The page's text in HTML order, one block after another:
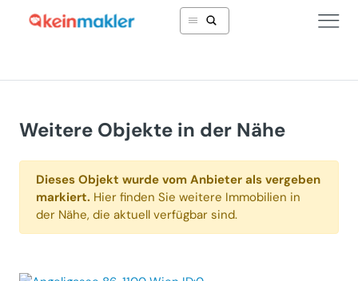
Weitere Objekte in der Nähe
Dieses Objekt wurde vom Anbieter als vergeben
markiert. Hier finden Sie weitere Immobilien in
der Nähe, die aktuell verfügbar sind.